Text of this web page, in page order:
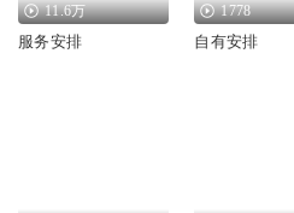
11.6万
服务安排
1778
自有安排